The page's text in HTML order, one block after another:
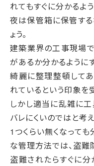
れてもすぐに分かるよ
夜は保管箱に保管す
ょう。
建築業界の工事現場
があるか分かるように
綺麗に整理整頓して
れているという印象を
しかし適当に乱雑に
バレにくいのではと考
1つくらい無くなって
な管理方法では、盗難
盗難されたらすぐに